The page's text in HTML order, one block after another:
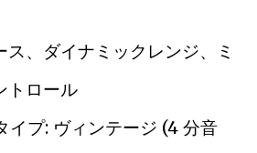
ス、ダイナミックレンジ、ミ
トロール
イプ: ヴィンテージ (4 分音